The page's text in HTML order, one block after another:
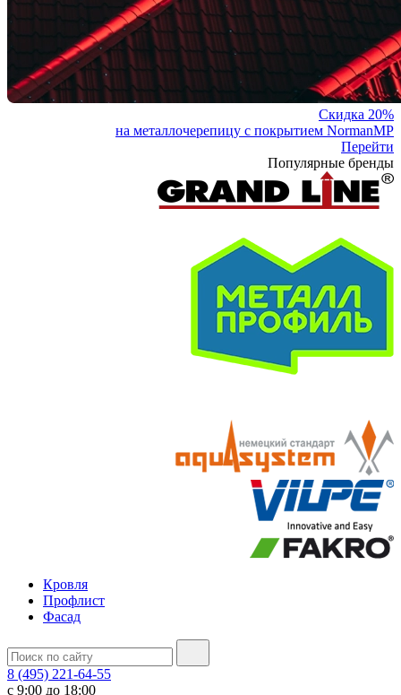
Скидка 20%
на металлочерепицу с покрытием NormanMP
Перейти
Популярные бренды
Кровля
Профлист
Фасад
8 (495) 221-64-55
с 9:00 до 18:00